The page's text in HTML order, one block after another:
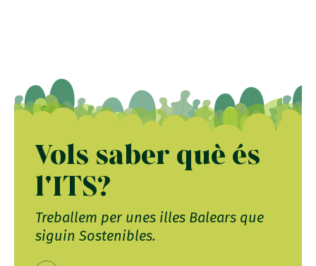
Vols saber què és
l'ITS?
Treballem per unes illes Balears que
siguin Sostenibles.